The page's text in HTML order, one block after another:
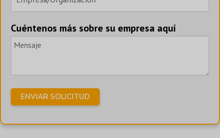
Cuéntenos más sobre su empresa aquí